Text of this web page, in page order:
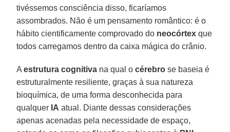
tivéssemos consciência disso, ficaríamos
assombrados. Não é um pensamento romântico: é o
hábito cientificamente comprovado do neocórtex que
todos carregamos dentro da caixa mágica do crânio.
Aestrutura cognitiva na qual océrebro se baseia é
estruturalmente resiliente, graças à sua natureza
bioquímica, de uma forma desconhecida para
qualquer IA atual. Diante dessas considerações
apenas acenadas pela necessidade de espaço,